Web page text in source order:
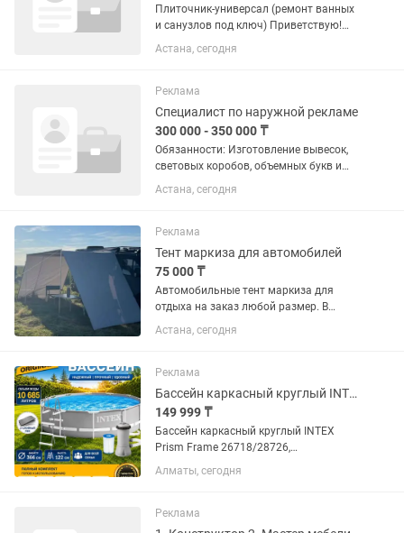
Плиточник-универсал (ремонт ванных
и санузлов под ключ) Приветствую!
Меня зовут Эдуард, я занимаюсь
комплексным ремонтом квартир в г.
Астана, сегодня
Реклама
Специалист по наружной рекламе
300 000 - 350 000 ₸
Обязанности: Изготовление вывесок,
световых коробов, объемных букв и
рекламных конструкций. Сборка
изделий из ПВХ, акрила, композита,
и демонтаж наружной...
Астана, сегодня
Реклама
Тент маркиза для автомобилей
75 000 ₸
Автомобильные тент маркиза для
отдыха на заказ любой размер. В
наличии и на заказ . Тенты в наличии 2
вида боковой и на заднюю дверь
и передние для тента...
Астана, сегодня
Реклама
Бассейн каркасный круглый INTEX Prism Frame 366 на 122 см
149 999 ₸
Бассейн каркасный круглый INTEX
Prism Frame 26718/28726,
картриджный фильтр-насос, лестница,
366х122 см, 10685 л / Бассейн для
объём: 0.29 куб.м; длина: 129 см;...
Алматы, сегодня
Реклама